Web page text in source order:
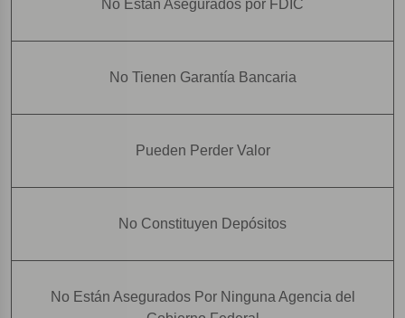
No Están Asegurados por FDIC
No Tienen Garantía Bancaria
Pueden Perder Valor
No Constituyen Depósitos
No Están Asegurados Por Ninguna Agencia del